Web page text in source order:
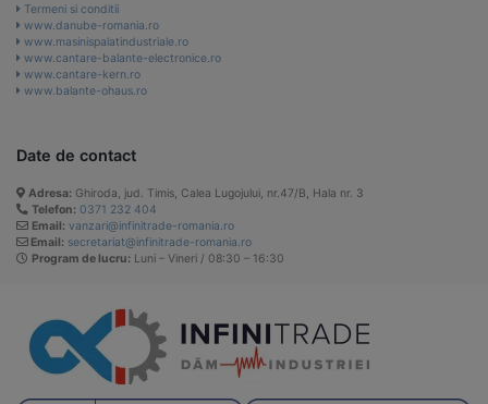
Termeni si conditii
www.danube-romania.ro
www.masinispalatindustriale.ro
www.cantare-balante-electronice.ro
www.cantare-kern.ro
www.balante-ohaus.ro
Date de contact
Adresa: Ghiroda, jud. Timis, Calea Lugojului, nr.47/B, Hala nr. 3
Telefon: 0371 232 404
Email: vanzari@infinitrade-romania.ro
Email: secretariat@infinitrade-romania.ro
Program de lucru: Luni – Vineri / 08:30 – 16:30